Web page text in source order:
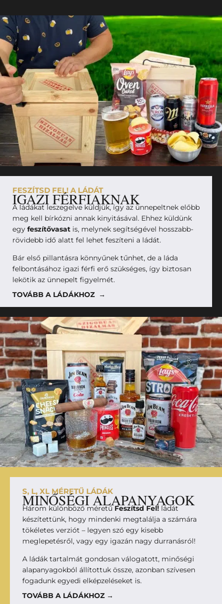
FESZÍTSD FEL! A LÁDÁT
IGAZI FÉRFIAKNAK
A ládákat leszegelve küldjük, így az ünnepeltnek előbb
meg kell bírkózni annak kinyitásával. Ehhez küldünk
egy feszítővasat is, melynek segítségével hosszabb-
rövidebb idő alatt fel lehet feszíteni a ládát.
Bár első pillantásra könnyűnek tűnhet, de a láda
felbontásához igazi férfi erő szükséges, így biztosan
lekötik az ünnepelt figyelmét.
TOVÁBB A LÁDÁKHOZ →
S, L, XL MÉRETŰ LÁDÁK
MINŐSÉGI ALAPANYAGOK
Három különböző méretűFeszítsd Fel! ládát
készítettünk, hogy mindenki megtalálja a számára
tökéletes verziót – legyen szó egy kisebb
meglepetésről, vagy egy igazán nagy durranásról!
A ládák tartalmát gondosan válogatott, minőségi
alapanyagokból állítottuk össze, azonban szívesen
fogadunk egyedi elképzeléseket is.
TOVÁBB A LÁDÁKHOZ →